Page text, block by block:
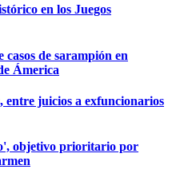
en los Juegos
de sarampión en
Ámerica
entre juicios a exfuncionarios
objetivo prioritario por